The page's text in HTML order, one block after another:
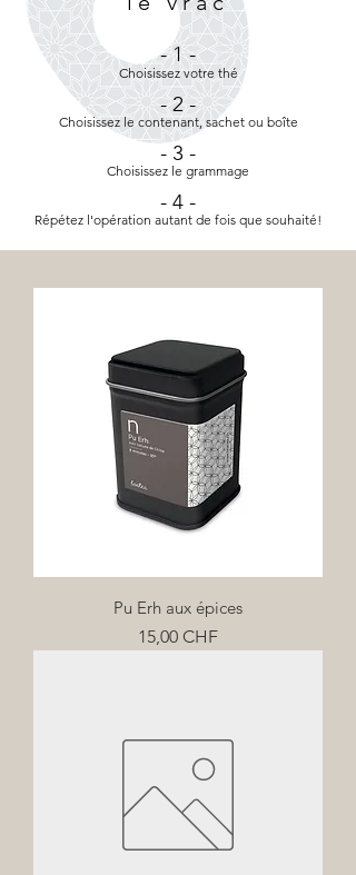
- 1 -
Choisissez votre thé
- 2 -
Choisissez le contenant, sachet ou boîte
- 3 -
Choisissez le grammage
- 4 -
Répétez l'opération autant de fois que souhaité!
Pu Erh aux épices
Prix
15,00 CHF